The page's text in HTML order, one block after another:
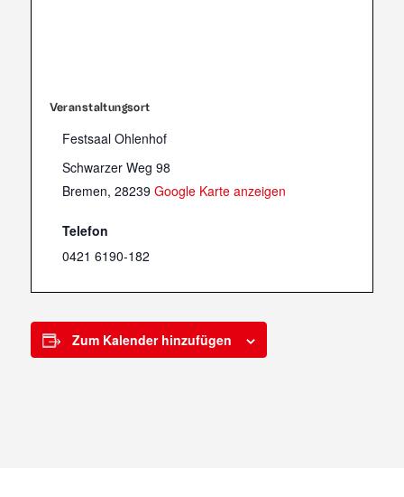
Veranstaltungsort
Festsaal Ohlenhof
Schwarzer Weg 98
Bremen, 28239 Google Karte anzeigen
Telefon
0421 6190-182
Zum Kalender hinzufügen